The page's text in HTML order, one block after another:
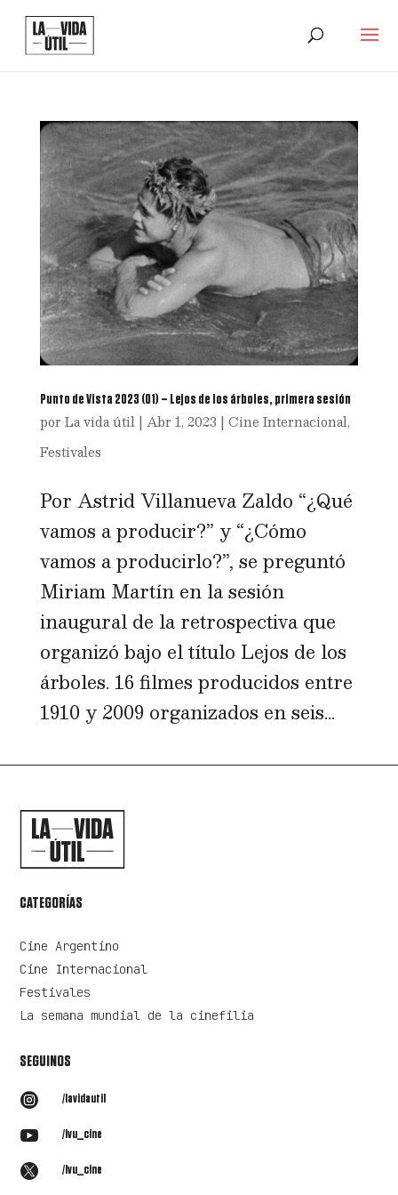
Punto de Vista 2023 (01) – Lejos de los árboles, primera sesión
por La vida útil| Abr 1, 2023 | Cine Internacional,
Festivales
Por Astrid Villanueva Zaldo “¿Qué
vamos a producir?” y “¿Cómo
vamos a producirlo?”, se preguntó
Miriam Martín en la sesión
inaugural de la retrospectiva que
organizó bajo el título Lejos de los
árboles. 16 filmes producidos entre
1910 y 2009 organizados en seis...
CATEGORÍAS
Cine Argentino
Cine Internacional
Festivales
La semana mundial de la cinefilia
SEGUINOS
 /lavidautil
 /lvu_cine
 /lvu_cine